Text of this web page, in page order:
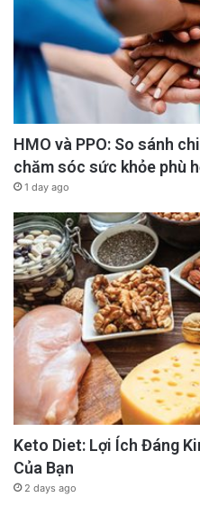
HMO và PPO: So sánh
chăm sóc sức khỏe phù
1 day ago
Keto Diet: Lợi Ích Đáng
Của Bạn
2 days ago